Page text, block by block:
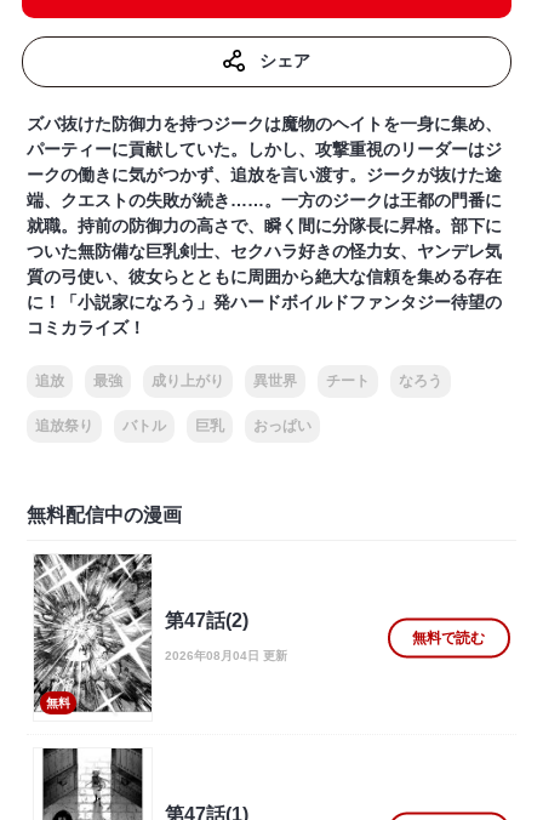
シェア
ズバ抜けた防御力を持つジークは魔物のヘイトを一身に集め、
パーティーに貢献していた。しかし、攻撃重視のリーダーはジ
ークの働きに気がつかず、追放を言い渡す。ジークが抜けた途
端、クエストの失敗が続き……。一方のジークは王都の門番に
就職。持前の防御力の高さで、瞬く間に分隊長に昇格。部下に
ついた無防備な巨乳剣士、セクハラ好きの怪力女、ヤンデレ気
質の弓使い、彼女らとともに周囲から絶大な信頼を集める存在
に！「小説家になろう」発ハードボイルドファンタジー待望の
コミカライズ！
追放 最強 成り上がり 異世界 チート なろう
追放祭り バトル 巨乳 おっぱい
無料配信中の漫画
無料
第47話(2)
2026年08月04日 更新
無料で読む
第47話(1)